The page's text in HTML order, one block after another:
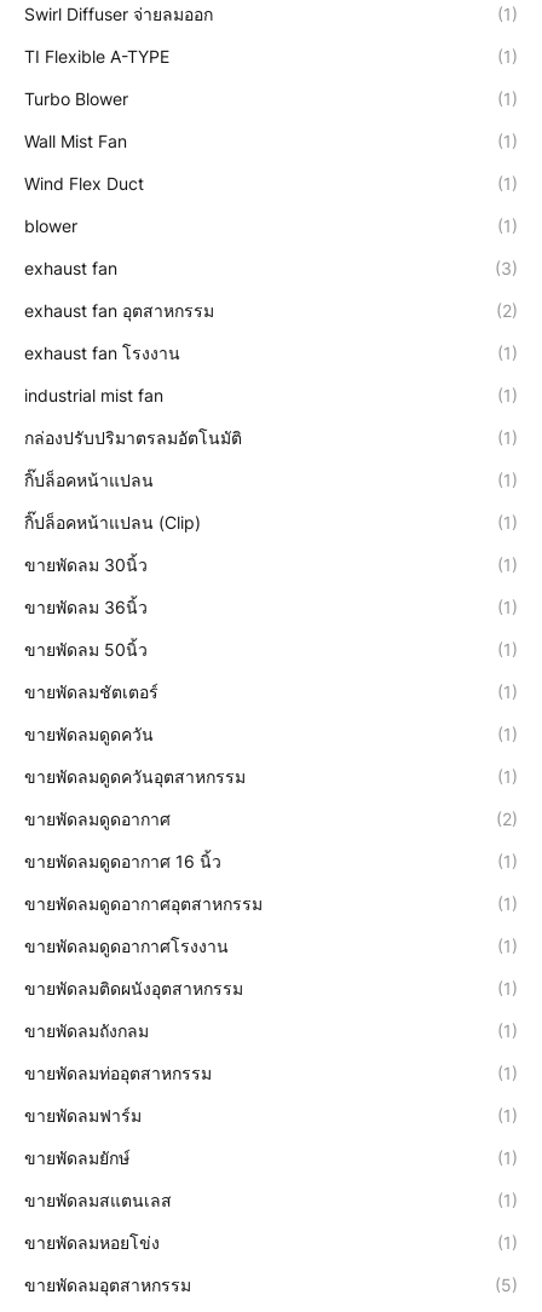
Swirl Diffuser จ่ายลมออก (1)
TI Flexible A-TYPE (1)
Turbo Blower (1)
Wall Mist Fan (1)
Wind Flex Duct (1)
blower (1)
exhaust fan (3)
exhaust fan อุตสาหกรรม (2)
exhaust fan โรงงาน (1)
industrial mist fan (1)
กล่องปรับปริมาตรลมอัตโนมัติ (1)
กิ๊ปล็อคหน้าแปลน (1)
กิ๊ปล็อคหน้าแปลน (Clip) (1)
ขายพัดลม 30นิ้ว (1)
ขายพัดลม 36นิ้ว (1)
ขายพัดลม 50นิ้ว (1)
ขายพัดลมชัตเตอร์ (1)
ขายพัดลมดูดควัน (1)
ขายพัดลมดูดควันอุตสาหกรรม (1)
ขายพัดลมดูดอากาศ (2)
ขายพัดลมดูดอากาศ 16 นิ้ว (1)
ขายพัดลมดูดอากาศอุตสาหกรรม (1)
ขายพัดลมดูดอากาศโรงงาน (1)
ขายพัดลมติดผนังอุตสาหกรรม (1)
ขายพัดลมถังกลม (1)
ขายพัดลมท่ออุตสาหกรรม (1)
ขายพัดลมฟาร์ม (1)
ขายพัดลมยักษ์ (1)
ขายพัดลมสแตนเลส (1)
ขายพัดลมหอยโข่ง (1)
ขายพัดลมอุตสาหกรรม (5)